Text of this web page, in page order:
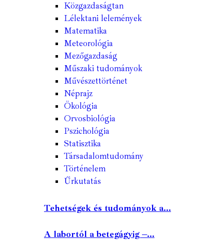
Közgazdaságtan
Lélektani lelemények
Matematika
Meteorológia
Mezőgazdaság
Műszaki tudományok
Művészettörténet
Néprajz
Ökológia
Orvosbiológia
Pszichológia
Statisztika
Társadalomtudomány
Történelem
Űrkutatás
Tehetségek és tudományok a...
A labortól a betegágyig –...